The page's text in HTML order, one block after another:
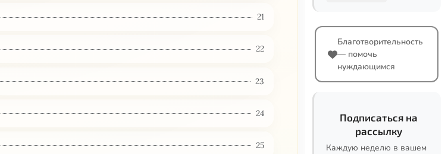
21
22
23
24
25
Благотворительность
— помочь
нуждающимся
Подписаться на
рассылку
Каждую неделю в вашем